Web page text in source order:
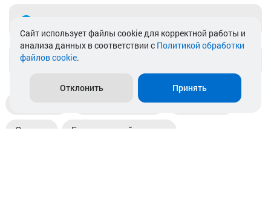
info@akkamulik.by
Пункты выдачи Магазины
Оплата Безналичный расчет
Cайт использует файлы cookie для корректной работы и
анализа данных в соответствии с Политикой обработки
файлов cookie.
Отклонить Принять